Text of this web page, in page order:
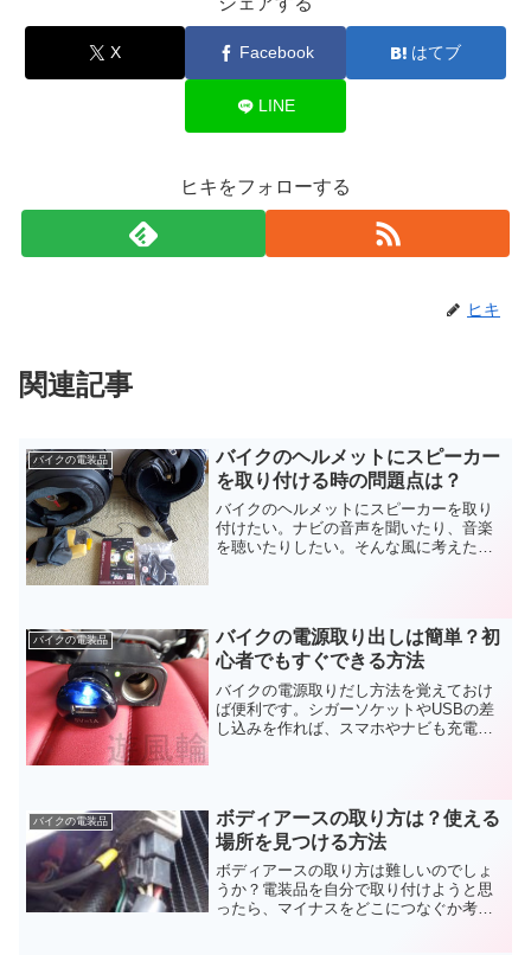
X Facebook はてブ
LINE
ヒキをフォローする
ヒキ
関連記事
バイクの電装品
バイクのヘルメットにスピーカー
を取り付ける時の問題点は？
バイクのヘルメットにスピーカーを取り
付けたい。ナビの音声を聞いたり、音楽
を聴いたりしたい。そんな風に考えたこ
で、そんな疑問にお答えします。
バイクの電装品
バイクの電源取り出しは簡単？初
心者でもすぐできる方法
バイクの電源取りだし方法を覚えておけ
ば便利です。シガーソケットやUSBの差
し込みを作れば、スマホやナビも充電で
クの電源取り出しを説明します。
バイクの電装品
ボディアースの取り方は？使える
場所を見つける方法
ボディアースの取り方は難しいのでしょ
うか？電装品を自分で取り付けようと思
ったら、マイナスをどこにつなぐか考え